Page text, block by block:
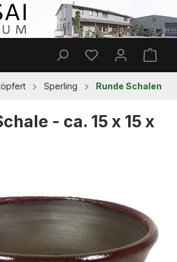
Du hast 0
Sperling Runde Schalen
- ca. 15 x 15 x